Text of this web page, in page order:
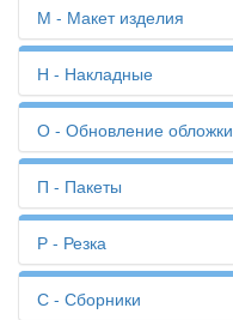
Каталоги
Квитанции
Книги
Конверты
Копирование
Коробки
Лакирование
Ламинация
Листоподборка
Лифлеты
Логотип
М - Макет изделия
Макет изделия
Методички
Меню
Мягкий переплёт
Н - Накладные
Накладные
Наклейки
О - Обновление обложки
Обновление обложки
Открытки
Оформление рукописи
Офсетная печать
П - Пакеты
Пакеты
Папки
Перфорация
Р - Резка
Резка
С - Сборники